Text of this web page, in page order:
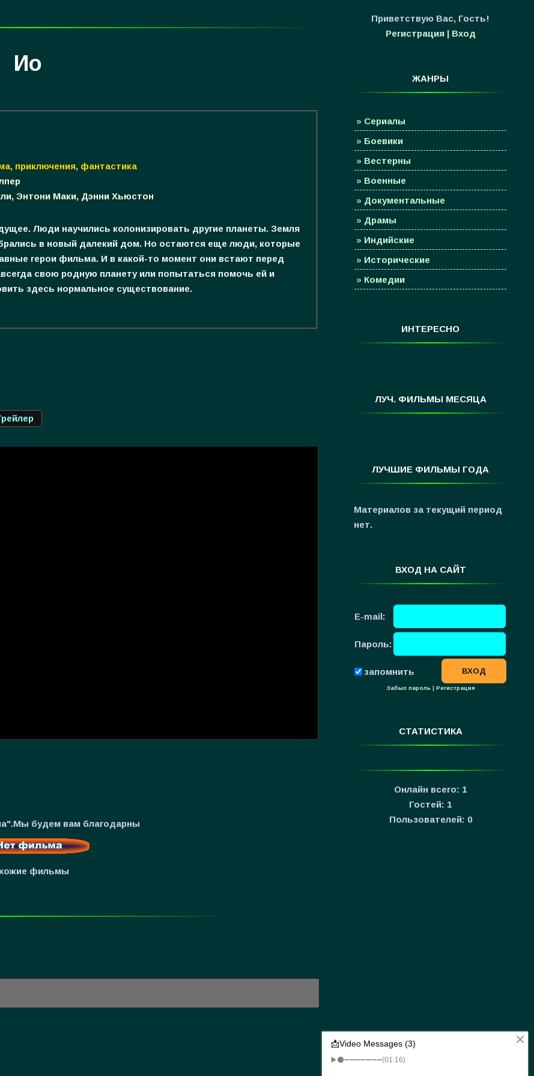
Ио
приключения, фантастика
Энтони Маки, Дэнни Хьюстон
Люди научились колонизировать другие планеты. Земля
в новый далекий дом. Но остаются еще люди, которые
герои фильма. И в какой-то момент они встают перед
свою родную планету или попытаться помочь ей и
здесь нормальное существование.
будем вам благодарны
фильмы
Приветствую Вас, Гость!
Регистрация| Вход
ЖАНРЫ
» Сериалы
» Боевики
» Вестерны
» Военные
» Документальные
» Драмы
» Индийские
» Исторические
» Комедии
Фантастика
ИНТЕРЕСНО
ЛУЧ. ФИЛЬМЫ МЕСЯЦА
ЛУЧШИЕ ФИЛЬМЫ ГОДА
Материалов за текущий период
нет.
ВХОД НА САЙТ
E-mail:
Пароль:
запомнить
Забыл пароль Регистрация
СТАТИСТИКА
Онлайн всего: 1
Гостей: 1
Пользователей: 0